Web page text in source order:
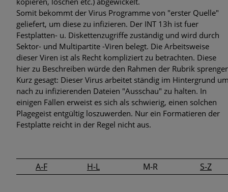
Somit bekommt der Virus Programme von "erster Quelle"
geliefert, um diese zu infizieren. Der INT 13h ist fuer
Festplatten- u. Diskettenzugriffe zuständig und wird durch
Sektor- und Multipartite -Viren belegt. Die Arbeitsweise
dieser Viren ist als Recht kompliziert zu betrachten. Diese
hier zu Beschreiben würde den Rahmen der Rubrik
Kurz gesagt: Dieser Virus arbeitet ständig im Hintergrund
nach zu infizierenden Dateien "Ausschau" zu halten. In
einigen Fällen erweist es sich als schwierig, einen solchen
Plagegeist entgültig loszuwerden. Nur ein Formatieren der
Festplatte reicht in der Regel nicht aus.
A-F H-L M-R S-Z